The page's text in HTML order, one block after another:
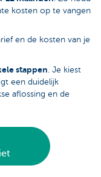
kosten op te vangen
en de kosten van je
stappen. Je kiest
een duidelijk
aflossing en de